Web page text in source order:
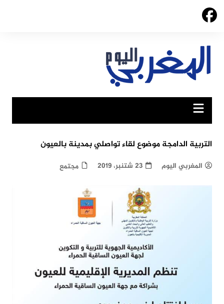
Skip
التربية الدامجة موضوع لقاء تواصلي بمدينة بالعيون
المغربي اليوم 23 شتنبر، 2019 مجتمع